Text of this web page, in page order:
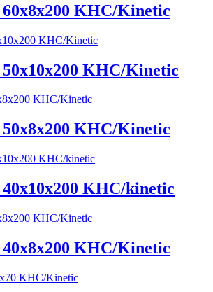
KHC/Kinetic
KHC/Kinetic
KHC/Kinetic
KHC/kinetic
KHC/Kinetic